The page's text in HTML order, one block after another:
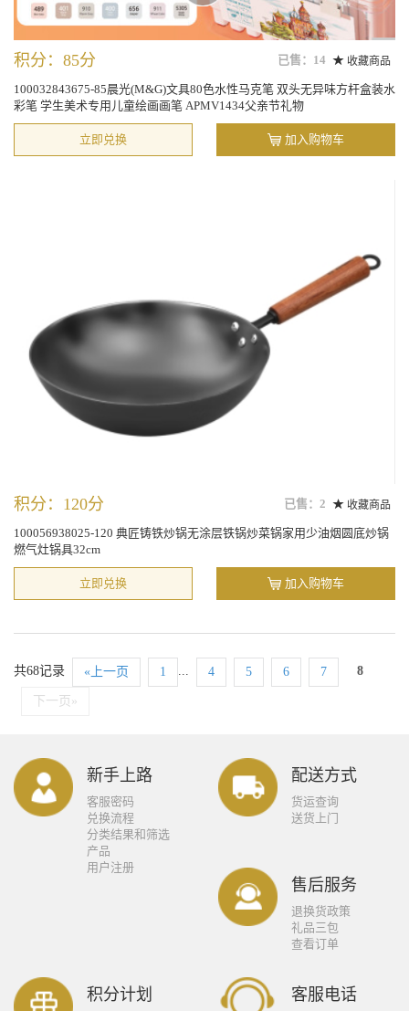
已售：14 收藏商品
积分：85分
100032843675-85晨光(M&G)文具80色水性马克笔 双头无异味方杆盒装水
彩笔 学生美术专用儿童绘画画笔 APMV1434父亲节礼物
立即兑换 加入购物车
已售：2 收藏商品
积分：120分
100056938025-120 典匠铸铁炒锅无涂层铁锅炒菜锅家用少油烟圆底炒锅
燃气灶锅具32cm
立即兑换 加入购物车
共68记录 «上一页 1 4 5 6 7 8
下一页»
新手上路
客服密码
兑换流程
分类结果和筛选
产品
用户注册
配送方式
货运查询
送货上门
售后服务
退换货政策
礼品三包
查看订单
积分计划 客服电话